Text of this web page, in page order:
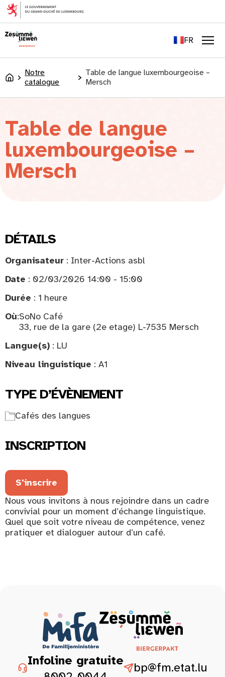
principal
FR
LU
Accueil
Notre
catalogue
Table de langue luxembourgeoise –
Mersch
Table de langue
luxembourgeoise –
Mersch
DÉTAILS
Organisateur : Inter-Actions asbl
Date : 02/03/2026 14:00 - 15:00
Durée : 1 heure
Où:SoNo Café
33, rue de la gare (2e etage) L-7535 Mersch
Langue(s) : LU
Niveau linguistique : A1
TYPE D’ÉVÈNEMENT
Cafés des langues
INSCRIPTION
S'inscrire
Nous vous invitons à nous rejoindre dans un cadre
convivial pour un moment d’échange linguistique.
Quel que soit votre niveau de compétence, venez
pratiquer et dialoguer autour d’un café.
Infoline gratuite
bp@fm.etat.lu